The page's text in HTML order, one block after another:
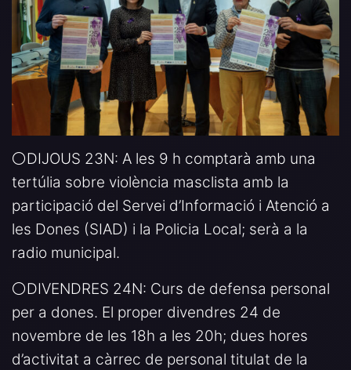
⚪️DIJOUS 23N: A les 9 h comptarà amb una
tertúlia sobre violència masclista amb la
participació del Servei d’Informació i Atenció a
les Dones (SIAD) i la Policia Local; serà a la
radio municipal.
⚪️DIVENDRES 24N: Curs de defensa personal
per a dones. El proper divendres 24 de
novembre de les 18h a les 20h; dues hores
d’activitat a càrrec de personal titulat de la